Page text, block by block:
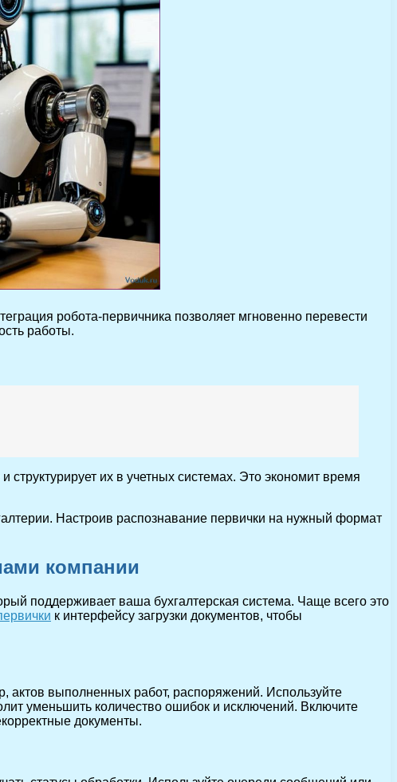
робота-первичника позволяет мгновенно перевести
работы.
их в учетных системах. Это экономит время
Настроив распознавание первички на нужный формат
компании
поддерживает ваша бухгалтерская система. Чаще всего это
к интерфейсу загрузки документов, чтобы
актов выполненных работ, распоряжений. Используйте
уменьшить количество ошибок и исключений. Включите
документы.